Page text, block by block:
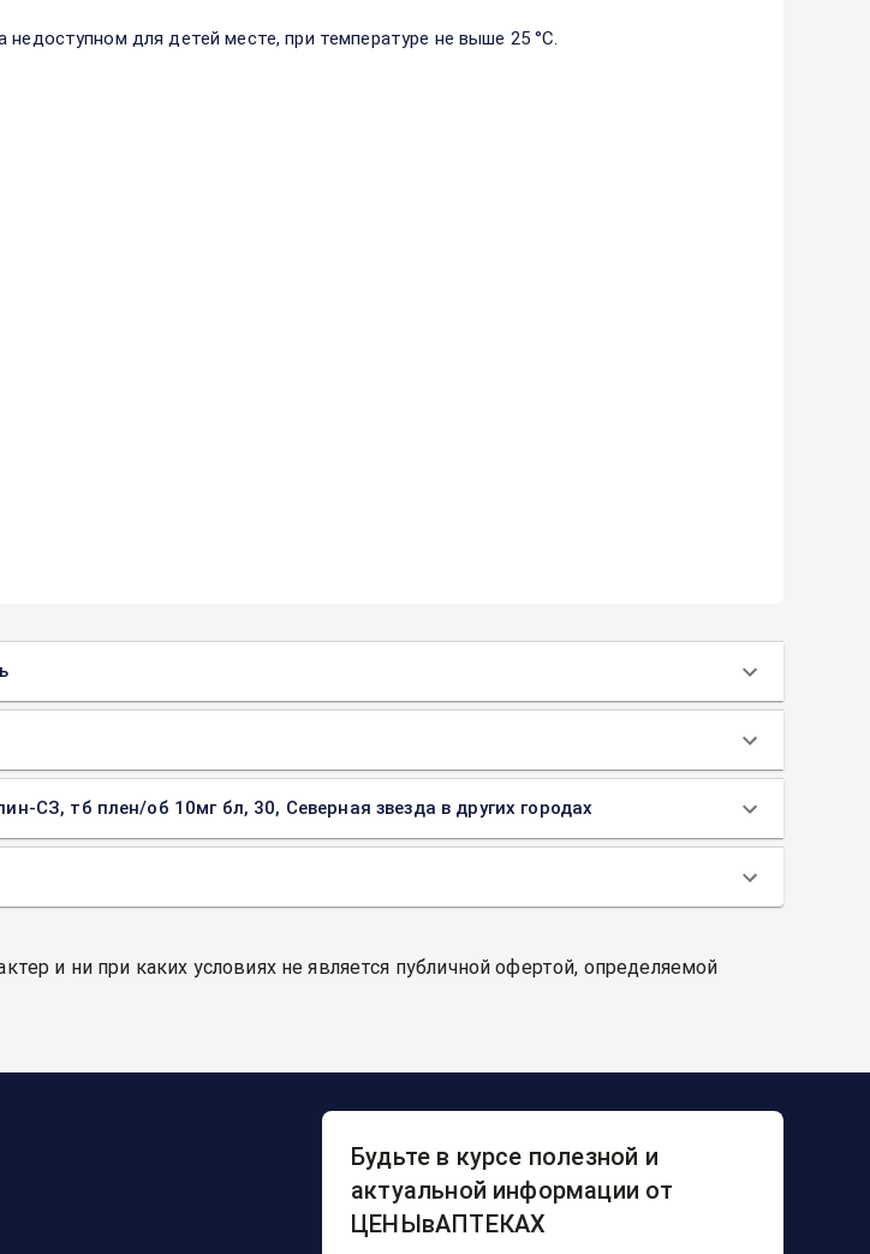
для детей месте, при температуре не выше 25 °С.
СЗ, тб плен/об 10мг бл, 30, Северная звезда в других городах
и ни при каких условиях не является публичной офертой, определяемой
Будьте в курсе полезной и
актуальной информации от
ЦЕНЫвАПТЕКАХ